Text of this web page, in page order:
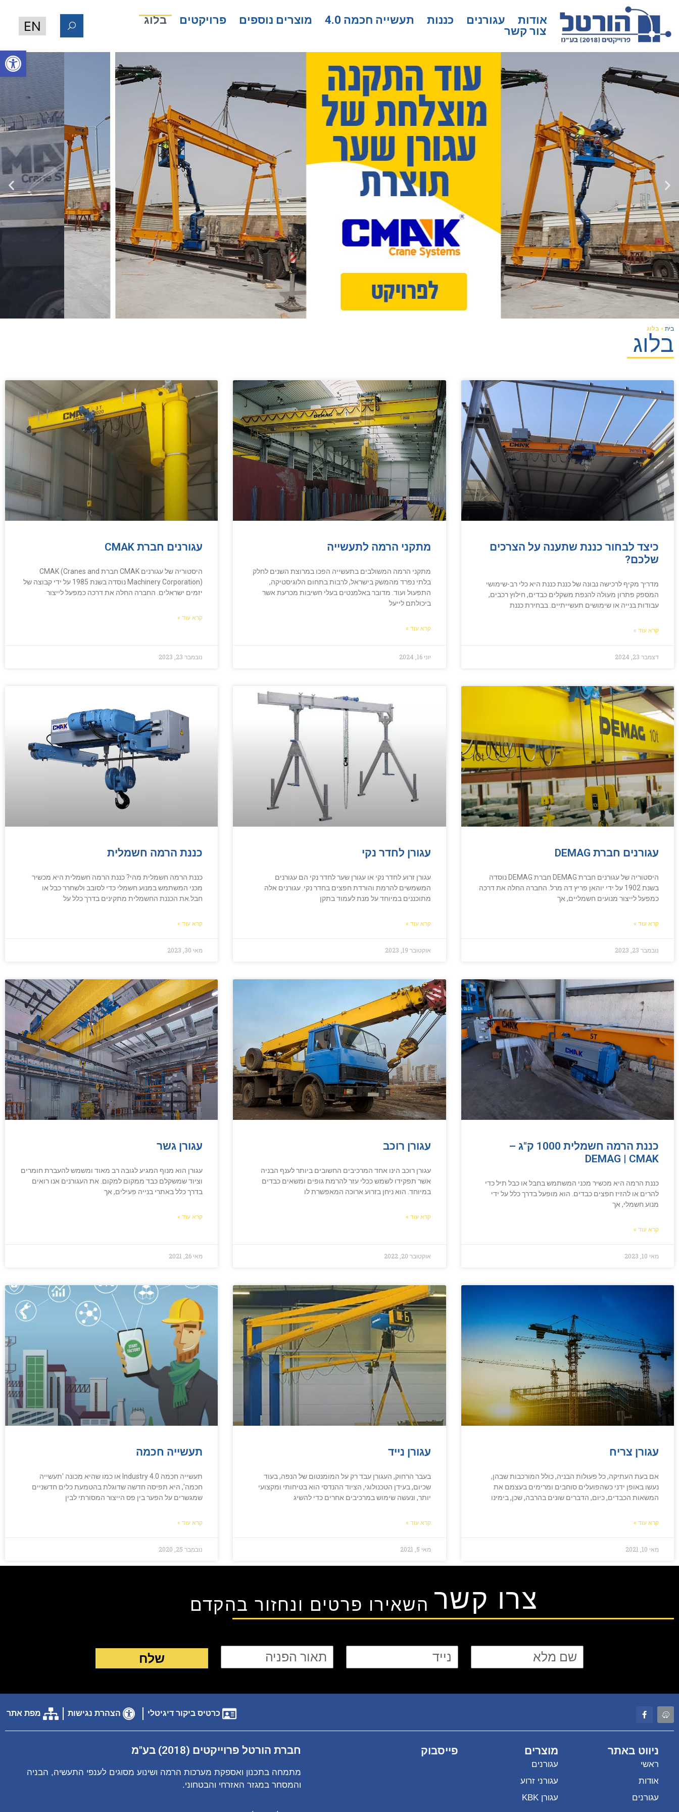
אודות עגורנים כננות תעשייה חכמה 4.0 מוצרים נוספים פרויקטים
בלוג
צור קשר
EN
בית» בלוג
בלוג
כיצד לבחור כננת שתענה על הצרכים
שלכם?
מדריך מקיף לרכישה נבונה של כננת כננת היא כלי רב-שימושי
המספק פתרון מעולה להנפת משקלים כבדים, חילוץ רכבים,
עבודות בנייה או שימושים תעשייתיים. בבחירת כננת
קרא עוד »
דצמבר 23, 2024
מתקני הרמה לתעשייה
מתקני הרמה המשולבים בתעשייה הפכו במרוצת השנים לחלק
בלתי נפרד מהמשק בישראל, לרבות בתחום הלוגיסטיקה,
התפעול ועוד. מדובר באלמנטים בעלי חשיבות מכרעת אשר
ביכולתם לייעל
קרא עוד »
יוני 16, 2024
עגורנים חברת CMAK
היסטוריה של עגורנים CMAK חברת CMAK (Cranes and
Machinery Corporation) נוסדה בשנת 1985 על ידי קבוצה של
יזמים ישראלים. החברה החלה את דרכה כמפעל לייצור
קרא עוד »
נובמבר 23, 2023
עגורנים חברת DEMAG
היסטוריה של עגורנים חברת DEMAG חברת DEMAG נוסדה
בשנת 1902 על ידי יוהאן פריץ דה מרל. החברה החלה את דרכה
כמפעל לייצור מנועים חשמליים, אך
קרא עוד »
נובמבר 23, 2023
עגורן לחדר נקי
עגורן זרוע לחדר נקי או עגורן שער לחדר נקי הם עגורנים
המשמשים להרמת והורדת חפצים בחדר נקי. עגורנים אלה
מתוכננים במיוחד על מנת לעמוד בתקן
קרא עוד »
אוקטובר 19, 2023
כננת הרמה חשמלית
כננת הרמה חשמלית מהי? כננת הרמה חשמלית היא מכשיר
מכני המשתמש במנוע חשמלי כדי לסובב ולשחרר כבל או
חבל.את הכננת החשמלית מתקינים בדרך כלל על
קרא עוד »
מאי 30, 2023
כננת הרמה חשמלית 1000 ק"ג –
DEMAG | CMAK
כננת הרמה היא מכשיר מכני המשתמש בחבל או כבל תיל כדי
להרים או להזיז חפצים כבדים. הוא מופעל בדרך כלל על ידי
מנוע חשמלי, אך
קרא עוד »
מאי 10, 2023
עגורן רוכב
עגורן רוכב הינו אחד המרכיבים החשובים ביותר לענף הבניה
אשר תפקידו לשמש ככלי עזר להרמת גופים ומשאים כבדים
במיוחד. הוא ניחן בזרוע ארוכה המאפשרת לו
קרא עוד »
אוקטובר 20, 2022
עגורן גשר
עגורן הוא מנוף המגיע לגובה רב מאוד ומשמש להעברת חומרים
וציוד שמשקלם כבד ממקום למקום. את העגורנים אנו רואים
בדרך כלל באתרי בנייה פעילים, אך
קרא עוד »
מאי 26, 2021
עגורן צריח
אם בעת העתיקה, כל פעולות הבניה, כולל המורכבות שבהן,
נעשו באופן ידני כשהפועלים סוחבים ומרימים בעצמם את
המשאות הכבדים, כיום, הדברים שונים בהרבה, שכן, בימינו
קרא עוד »
מאי 10, 2021
עגורן נייד
בעבר הרחוק, העגורן עבד רק על המומנטום של הנפה, בעוד
שכיום, בעידן הטכנולוגי, הציוד ההנדסי הוא בטיחותי ומקצועי
יותר, ונעשה שימוש במרכיבים אחרים כדי להשיג
קרא עוד »
מאי 5, 2021
תעשייה חכמה
תעשייה חכמה Industry 4.0 או כמו שהיא מכונה 'תעשייה
חכמה', היא תפיסה חדשה שדוגלת בהטמעת כלים חדשניים
שמגשרים על הפער בין פס הייצור המסורתי לבין
קרא עוד »
נובמבר 25, 2020
צרו קשר השאירו פרטים ונחזור בהקדם
שלח
כרטיס ביקור דיגיטלי הצהרת נגישות מפת אתר
ניווט באתר
ראשי
אודות
עגורנים
מוצרים
עגורנים
עגורני זרוע
עגורן KBK
פייסבוק חברת הורטל פרוייקטים (2018) בע"מ
מתמחה בתכנון ואספקת מערכות הרמה ושינוע מסוגים לענפי התעשיה, הבניה
והמסחר במגזר האזרחי והבטחוני.